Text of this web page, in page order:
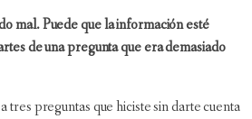
mal. Puede que la información esté
de una pregunta que era demasiado
tres preguntas que hiciste sin darte cuenta